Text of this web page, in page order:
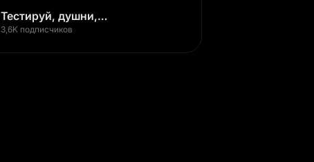
Тестируй, душни,
наслаждайся
3,6K подписчиков